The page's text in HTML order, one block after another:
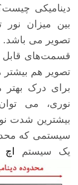
دینامیکی
بین میزان
تصویر می باشد.
قسمت‌های
تصویر هم
برای درک بهتر
نوری، می
بیشترین شدت
سیستمی که
یک سیستم اچ